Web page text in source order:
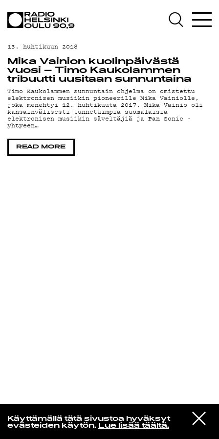
Käyttämällä tätä sivustoa hyväksyt
evästeiden käytön. Lue lisää täältä.
VIESTI
STUDIOON
Tino Singh
Liberation
AJANKOHTAISTA
OHJELMAT
TEKIJÄT
ON-DEMAND
PODCAST
MAINOSTA
YHTEYSTIEDOT
13. huhtikuun 2018
Mika Vainion kuolinpäivästä
vuosi – Timo Kaukolammen
tribuutti uusitaan sunnuntaina
Timo Kaukolammen sunnuntain ohjelma on omistettu
elektronisen musiikin pioneerille Mika Vainiolle,
joka menehtyi 12. huhtikuuta 2017. Mika Vainio oli
kansainvälisesti tunnetuimpia suomalaisia
elektronisen musiikin säveltäjiä ja Pan Sonic -
yhtyeen…
READ MORE